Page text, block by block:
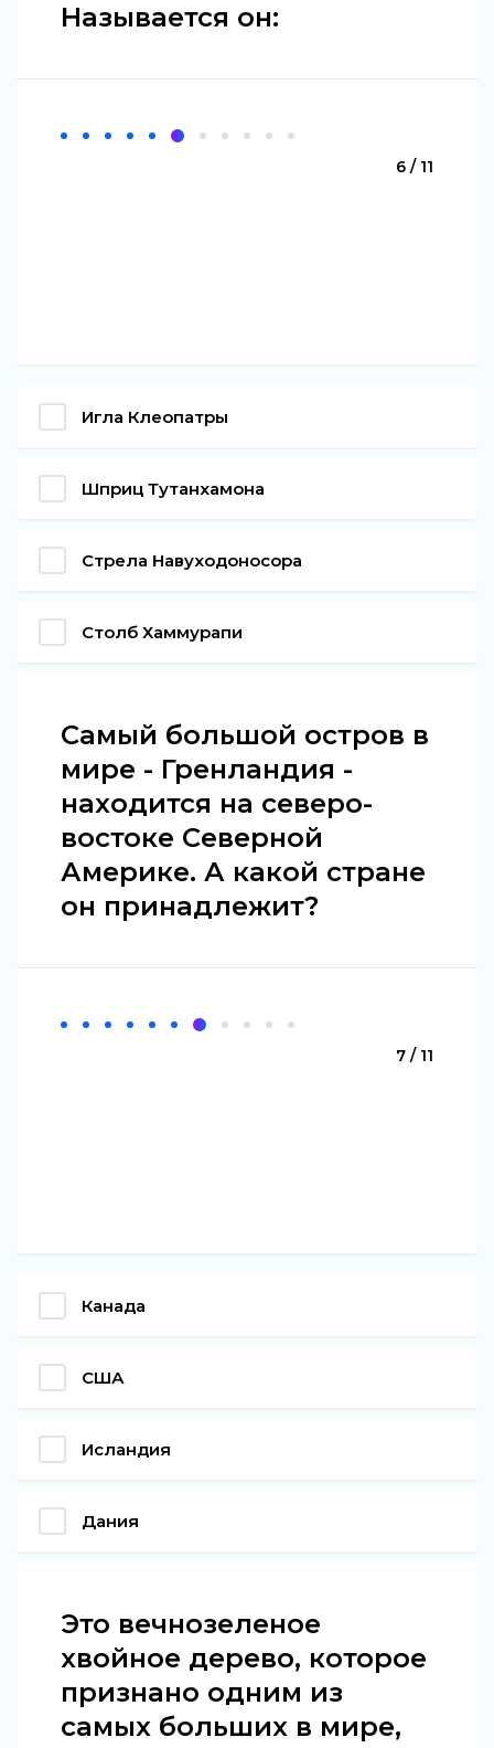
Называется он:
6 / 11
Игла Клеопатры
Шприц Тутанхамона
Стрела Навуходоносора
Столб Хаммурапи
Самый большой остров в
мире - Гренландия -
находится на северо-
востоке Северной
Америке. А какой стране
он принадлежит?
7 / 11
Канада
США
Исландия
Дания
Это вечнозеленое
хвойное дерево, которое
признано одним из
самых больших в мире,